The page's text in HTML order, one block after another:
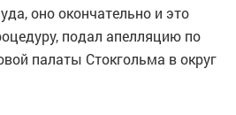
оно окончательно и это
подал апелляцию по
палаты Стокгольма в округ